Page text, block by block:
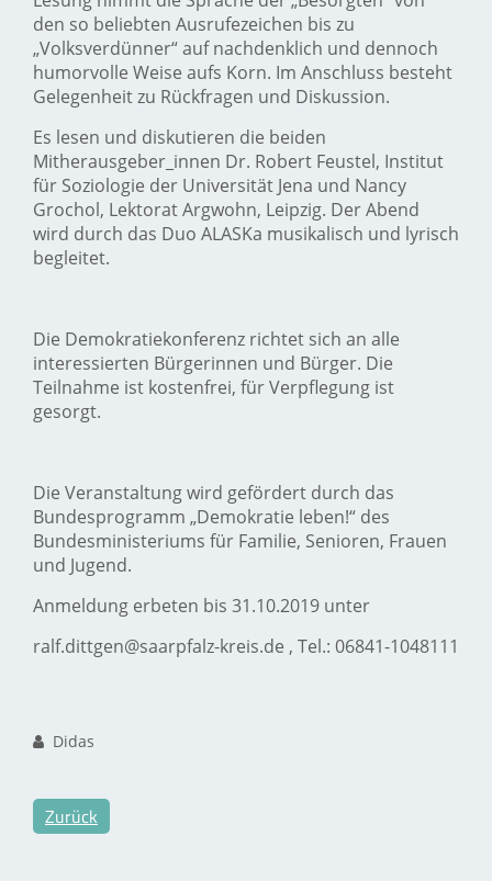
den so beliebten Ausrufezeichen bis zu
„Volksverdünner“ auf nachdenklich und dennoch
humorvolle Weise aufs Korn. Im Anschluss besteht
Gelegenheit zu Rückfragen und Diskussion.
Es lesen und diskutieren die beiden
Mitherausgeber_innen Dr. Robert Feustel, Institut
für Soziologie der Universität Jena und Nancy
Grochol, Lektorat Argwohn, Leipzig. Der Abend
wird durch das Duo ALASKa musikalisch und lyrisch
begleitet.
Die Demokratiekonferenz richtet sich an alle
interessierten Bürgerinnen und Bürger. Die
Teilnahme ist kostenfrei, für Verpflegung ist
gesorgt.
Die Veranstaltung wird gefördert durch das
Bundesprogramm „Demokratie leben!“ des
Bundesministeriums für Familie, Senioren, Frauen
und Jugend.
Anmeldung erbeten bis 31.10.2019 unter
ralf.dittgen@saarpfalz-kreis.de , Tel.: 06841-1048111
Didas
Zurück